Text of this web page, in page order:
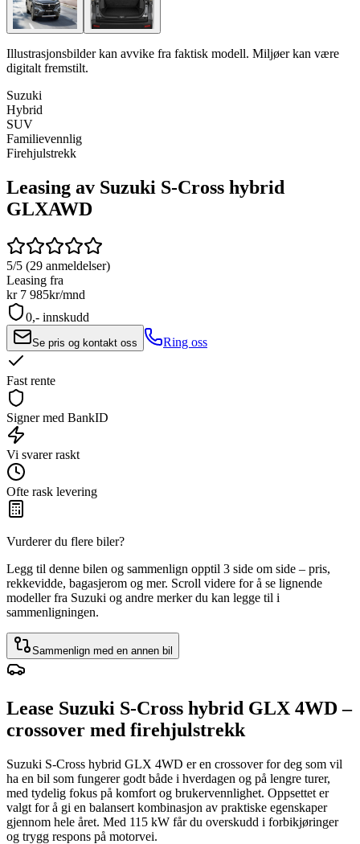
Illustrasjonsbilder kan avvike fra faktisk modell. Miljøer kan være
digitalt fremstilt.
Suzuki
Hybrid
SUV
Familievennlig
Firehjulstrekk
Leasing av Suzuki S-Cross hybrid
GLXAWD
5/5 (29 anmeldelser)
Leasing fra
kr 7 985kr/mnd
0,- innskudd
Se pris og kontakt oss Ring oss
Fast rente
Signer med BankID
Vi svarer raskt
Ofte rask levering
Vurderer du flere biler?
Legg til denne bilen og sammenlign opptil 3 side om side – pris,
rekkevidde, bagasjerom og mer. Scroll videre for å se lignende
modeller fra Suzuki og andre merker du kan legge til i
sammenligningen.
Sammenlign med en annen bil
Lease Suzuki S-Cross hybrid GLX 4WD –
crossover med firehjulstrekk
Suzuki S-Cross hybrid GLX 4WD er en crossover for deg som vil
ha en bil som fungerer godt både i hverdagen og på lengre turer,
med tydelig fokus på komfort og brukervennlighet. Oppsettet er
valgt for å gi en balansert kombinasjon av praktiske egenskaper
gjennom hele året. Med 115 kW får du overskudd i forbikjøringer
og trygg respons på motorvei.